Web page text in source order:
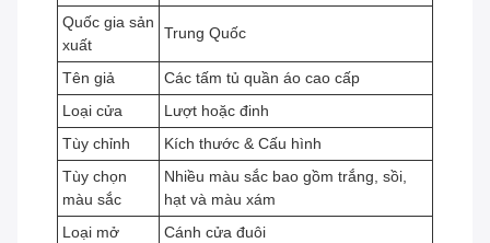
Quốc gia sản
xuất
Trung Quốc
Tên giả
Các tấm tủ quần áo cao cấp
Loại cửa
Lượt hoặc đinh
Tùy chỉnh
Kích thước & Cấu hình
Tùy chọn
màu sắc
Nhiều màu sắc bao gồm trắng, sồi,
hạt và màu xám
Loại mở
Cánh cửa đuôi